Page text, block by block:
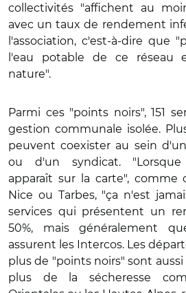
collectivités "affichent au
avec un taux de rendement
l'association, c'est-à-dire que
l'eau potable de ce réseau
nature".
Parmi ces "points noirs", 151
gestion communale isolée.
peuvent coexister au sein
ou d'un syndicat. "Lorsque
apparaît sur la carte", comme
Nice ou Tarbes, "ça n'est
services qui présentent un
50%, mais généralement
assurent les Intercos. Les
plus de "points noirs" sont
plus de la sécheresse